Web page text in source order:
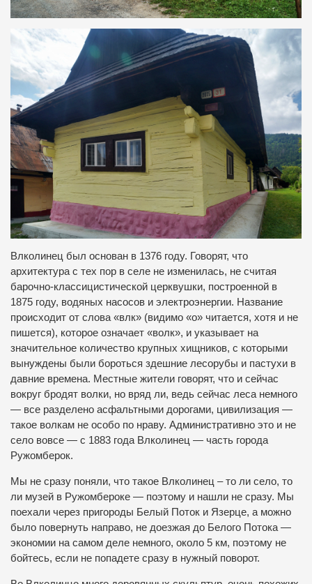
Влколинец был основан в 1376 году. Говорят, что
архитектура с тех пор в селе не изменилась, не считая
барочно-классицистической церквушки, построенной в
1875 году, водяных насосов и электроэнергии. Название
происходит от слова «влк» (видимо «о» читается, хотя и не
пишется), которое означает «волк», и указывает на
значительное количество крупных хищников, с которыми
вынуждены были бороться здешние лесорубы и пастухи в
давние времена. Местные жители говорят, что и сейчас
вокруг бродят волки, но вряд ли, ведь сейчас леса немного
— все разделено асфальтными дорогами, цивилизация —
такое волкам не особо по нраву. Административно это и не
село вовсе — с 1883 года Влколинец — часть города
Ружомберок.
Мы не сразу поняли, что такое Влколинец – то ли село, то
ли музей в Ружомбероке — поэтому и нашли не сразу. Мы
поехали через пригороды Белый Поток и Язерце, а можно
было повернуть направо, не доезжая до Белого Потока —
экономии на самом деле немного, около 5 км, поэтому не
бойтесь, если не попадете сразу в нужный поворот.